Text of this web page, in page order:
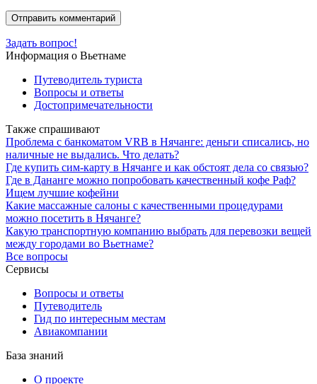
Задать вопрос!
Информация о Вьетнаме
Путеводитель туриста
Вопросы и ответы
Достопримечательности
Также спрашивают
Проблема с банкоматом VRB в Нячанге: деньги списались, но
наличные не выдались. Что делать?
Где купить сим-карту в Нячанге и как обстоят дела со связью?
Где в Дананге можно попробовать качественный кофе Раф?
Ищем лучшие кофейни
Какие массажные салоны с качественными процедурами
можно посетить в Нячанге?
Какую транспортную компанию выбрать для перевозки вещей
между городами во Вьетнаме?
Все вопросы
Сервисы
Вопросы и ответы
Путеводитель
Гид по интересным местам
Авиакомпании
База знаний
О проекте